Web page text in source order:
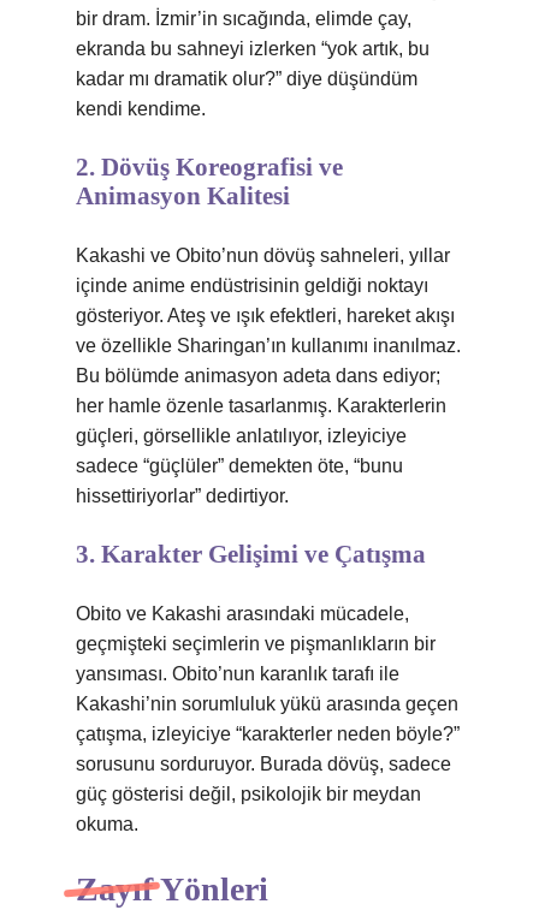
bir dram. İzmir’in sıcağında, elimde çay,
ekranda bu sahneyi izlerken “yok artık, bu
kadar mı dramatik olur?” diye düşündüm
kendi kendime.
2. Dövüş Koreografisi ve
Animasyon Kalitesi
Kakashi ve Obito’nun dövüş sahneleri, yıllar
içinde anime endüstrisinin geldiği noktayı
gösteriyor. Ateş ve ışık efektleri, hareket akışı
ve özellikle Sharingan’ın kullanımı inanılmaz.
Bu bölümde animasyon adeta dans ediyor;
her hamle özenle tasarlanmış. Karakterlerin
güçleri, görsellikle anlatılıyor, izleyiciye
sadece “güçlüler” demekten öte, “bunu
hissettiriyorlar” dedirtiyor.
3. Karakter Gelişimi ve Çatışma
Obito ve Kakashi arasındaki mücadele,
geçmişteki seçimlerin ve pişmanlıkların bir
yansıması. Obito’nun karanlık tarafı ile
Kakashi’nin sorumluluk yükü arasında geçen
çatışma, izleyiciye “karakterler neden böyle?”
sorusunu sorduruyor. Burada dövüş, sadece
güç gösterisi değil, psikolojik bir meydan
okuma.
Zayıf Yönleri